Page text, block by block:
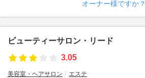
オーナー様ですか？
ビューティーサロン・リード
3.05
美容室・ヘアサロン エステ